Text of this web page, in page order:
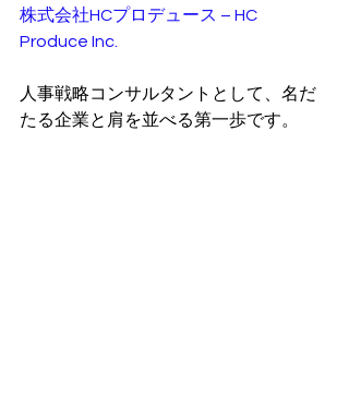
株式会社HCプロデュース – HC
Produce Inc.
人事戦略コンサルタントとして、名だ
たる企業と肩を並べる第一歩です。